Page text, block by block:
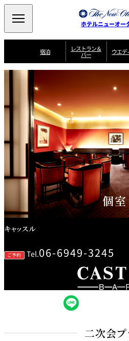
ホテルニューオー
宿泊
ン
一
覧
ガ
イ
ド
ル
ー
ム
サ
ー
ス
レストラン＆
バー
バー
西洋料理
日本料理
けやき 季処 一心
叙々苑 游玄亭
花外楼 大坂城
店
中国料理
大観苑
創作料理
味寛
カフェ・ラウンジ
SATSUKI
ウエデ
ウ
エ
デ
ィ
ン
グ
ニューオータニウ
エディングの魅力
ン
グ
ス
タ
イ
ル
挙式
ム
ー
ビ
ー 美
会
議
＆
宴
会
宴
会
場
一
覧
宴
会
ご
予
約
・
お
問
合
せ
フ
ォ
ー
ム
個室
キャッスル
ご予約 Tel.06-6949-3245
二次会プ